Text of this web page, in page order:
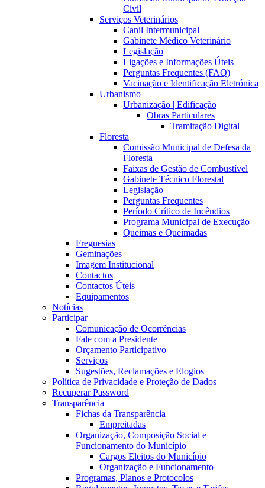
Civil
Serviços Veterinários
Canil Intermunicipal
Gabinete Médico Veterinário
Legislação
Ligações e Informações Úteis
Perguntas Frequentes (FAQ)
Vacinação e Identificação Eletrónica
Urbanismo
Urbanização | Edificação
Obras Particulares
Tramitação Digital
Floresta
Comissão Municipal de Defesa da
Floresta
Faixas de Gestão de Combustível
Gabinete Técnico Florestal
Legislação
Perguntas Frequentes
Período Crítico de Incêndios
Programa Municipal de Execução
Queimas e Queimadas
Freguesias
Geminações
Imagem Institucional
Contactos
Contactos Úteis
Equipamentos
Notícias
Participar
Comunicação de Ocorrências
Fale com a Presidente
Orçamento Participativo
Serviços
Sugestões, Reclamações e Elogios
Política de Privacidade e Proteção de Dados
Recuperar Password
Transparência
Fichas da Transparência
Empreitadas
Organização, Composição Social e
Funcionamento do Município
Cargos Eleitos do Município
Organização e Funcionamento
Programas, Planos e Protocolos